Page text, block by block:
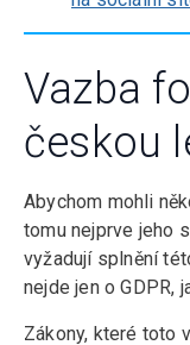
Vazba
českou
Abychom mohli
tomu nejprve jeho
vyžadují splnění
nejde jen o GDPR,
Zákony, které toto